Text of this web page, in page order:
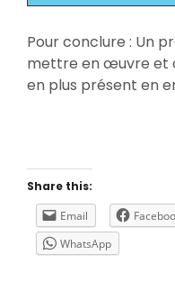
Pour conclure : Un
mettre en œuvre et
en plus présent en
Share this:
Email
WhatsApp